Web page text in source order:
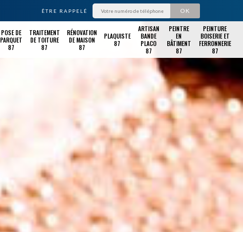
ÊTRE RAPPELÉ
POSE DE
PARQUET
87
TRAITEMENT
DE TOITURE
87
RÉNOVATION
DE MAISON
87
PLAQUISTE
87
ARTISAN
BANDE
PLACO
87
PEINTRE
EN
BÂTIMENT
87
PEINTURE
BOISERIE ET
FERRONNERIE
87